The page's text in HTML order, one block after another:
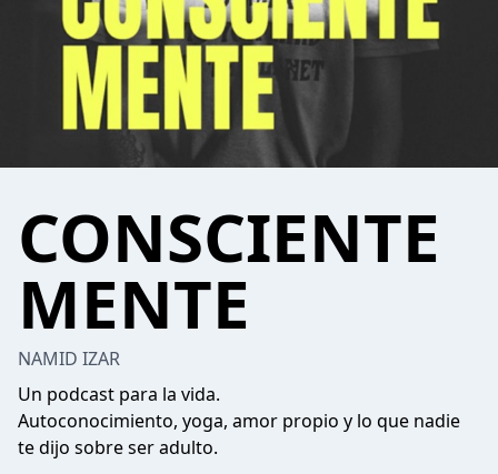
CONSCIENTE
MENTE
NAMID IZAR
Un podcast para la vida.
Autoconocimiento, yoga, amor propio y lo que nadie
te dijo sobre ser adulto.